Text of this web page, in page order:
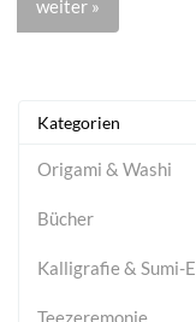
weiter »
Kategorien
Origami & Washi
Bücher
Kalligrafie & Sumi-E
Teezeremonie